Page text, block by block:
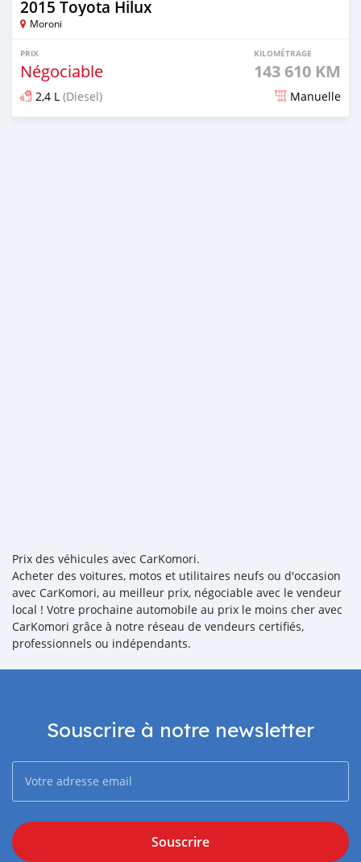
2015 Toyota Hilux
Moroni
PRIX
Négociable
KILOMÉTRAGE
143 610 KM
2,4 L (Diesel) Manuelle
Prix des véhicules avec CarKomori.
Acheter des voitures, motos et utilitaires neufs ou d'occasion
avec CarKomori, au meilleur prix, négociable avec le vendeur
local ! Votre prochaine automobile au prix le moins cher avec
CarKomori grâce à notre réseau de vendeurs certifiés,
professionnels ou indépendants.
Souscrire à notre newsletter
Souscrire